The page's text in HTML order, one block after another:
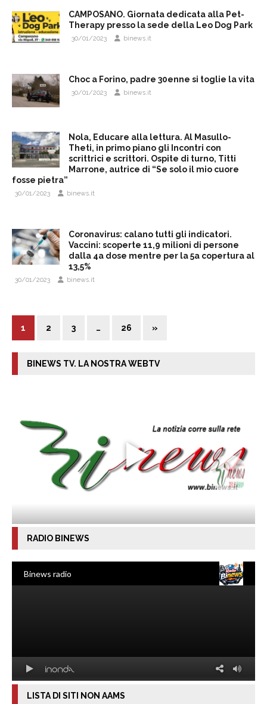
CAMPOSANO. Giornata dedicata alla Pet-
Therapy presso la sede della Leo Dog Park
30/01/2023 binews.it
Choc a Forino, padre 30enne si toglie la vita
30/01/2023 binews.it
Nola, Educare alla lettura. Al Masullo-
Theti, in primo piano gli Incontri con
scrittrici e scrittori. Ospite di turno, Titti
Marrone, autrice di “Se solo il mio cuore
fosse pietra”
30/01/2023 binews.it
Coronavirus: calano tutti gli indicatori.
Vaccini: scoperte 11,9 milioni di persone
dalla 4a dose mentre per la 5a copertura al
13,5%
30/01/2023 binews.it
1 2 3 … 26 »
BINEWS TV. LA NOSTRA WEBTV
RADIO BINEWS
LISTA DI SITI NON AAMS